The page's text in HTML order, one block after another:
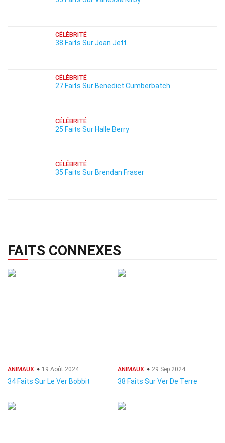
CÉLÉBRITÉ
38 Faits Sur Joan Jett
CÉLÉBRITÉ
27 Faits Sur Benedict Cumberbatch
CÉLÉBRITÉ
25 Faits Sur Halle Berry
CÉLÉBRITÉ
35 Faits Sur Brendan Fraser
FAITS CONNEXES
ANIMAUX 19 Août 2024
34 Faits Sur Le Ver Bobbit
ANIMAUX 29 Sep 2024
38 Faits Sur Ver De Terre